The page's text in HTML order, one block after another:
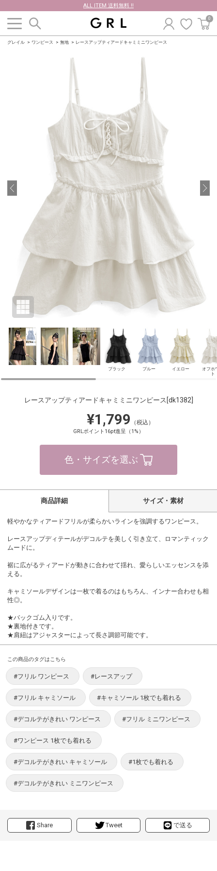
ALL ITEM 送料無料 !!
0
グレイル ワンピース 無地 レースアップティアードキャミミニワンピース
ブラック ブルー イエロー
オフホ
ト
レースアップティアードキャミミニワンピース [dk1382]
¥1,799 （税込）
GRLポイント16pt進呈（1%）
色・サイズを選ぶ
Share Tweet で送る
商品詳細 サイズ・素材
軽やかなティアードフリルが柔らかいラインを強調するワンピース。
レースアップディテールがデコルテを美しく引き立て、ロマンティック
ムードに。
裾に広がるティアードが動きに合わせて揺れ、愛らしいエッセンスを添
える。
キャミソールデザインは一枚で着るのはもちろん、インナー合わせも相
性◎。
★バックゴム入りです。
★裏地付きです。
★肩紐はアジャスターによって長さ調節可能です。
この商品のタグはこちら
#フリル ワンピース #レースアップ
#フリル キャミソール #キャミソール 1枚でも着れる
#デコルテがきれい ワンピース #フリル ミニワンピース
#ワンピース 1枚でも着れる
#デコルテがきれい キャミソール #1枚でも着れる
#デコルテがきれい ミニワンピース